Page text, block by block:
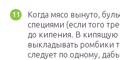
Когда мясо вынуто,
специями (если того
до кипения. В кипящую
выкладывать ромбики
следует по одному,